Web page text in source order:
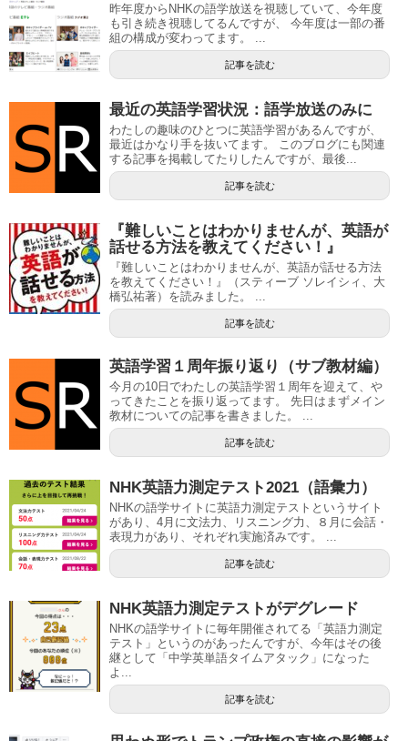
昨年度からNHKの語学放送を視聴していて、今年度
も引き続き視聴してるんですが、 今年度は一部の番
組の構成が変わってます。 ...
記事を読む
最近の英語学習状況：語学放送のみに
わたしの趣味のひとつに英語学習があるんですが、
最近はかなり手を抜いてます。 このブログにも関連
する記事を掲載してたりしたんですが、最後...
記事を読む
『難しいことはわかりませんが、英語が
話せる方法を教えてください！』
『難しいことはわかりませんが、英語が話せる方法
を教えてください！』（スティーブ ソレイシィ、大
橋弘祐著）を読みました。 ...
記事を読む
英語学習１周年振り返り（サブ教材編）
今月の10日でわたしの英語学習１周年を迎えて、や
ってきたことを振り返ってます。 先日はまずメイン
教材についての記事を書きました。 ...
記事を読む
NHK英語力測定テスト2021（語彙力）
NHKの語学サイトに英語力測定テストというサイト
があり、4月に文法力、リスニング力、８月に会話・
表現力があり、それぞれ実施済みです。 ...
記事を読む
NHK英語力測定テストがデグレード
NHKの語学サイトに毎年開催されてる「英語力測定
テスト」というのがあったんですが、今年はその後
継として「中学英単語タイムアタック」になった
よ...
記事を読む